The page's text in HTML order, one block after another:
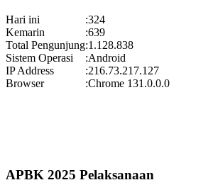
Geografis 10 November 2021
Gelar Budaya Wukirsari 2025
Lokasi
:
Koordinator
Pekan Olahraga Kalurahan Wukirsari 2025
Hari ini :324
Kemarin
:639
Total Pengunjung:1.128.838
Sistem Operasi
:Android
IP Address
:216.73.217.127
Browser
:Chrome 131.0.0.0
APBK 2025 Pelaksanaan